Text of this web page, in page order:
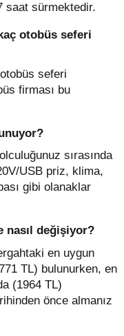
saat sürmektedir.
otobüs seferi
seferi
firması bu
sırasında
USB priz, klima,
gibi olanaklar
nasıl değişiyor?
en uygun
TL) bulunurken, en
(1964 TL)
önce almanız